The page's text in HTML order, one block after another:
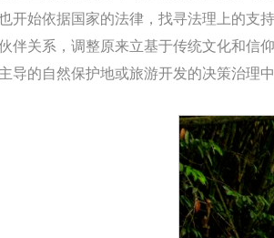
开始依据国家的法律，找寻法理上的支
伴关系，调整原来立基于传统文化和信
导的自然保护地或旅游开发的决策治理